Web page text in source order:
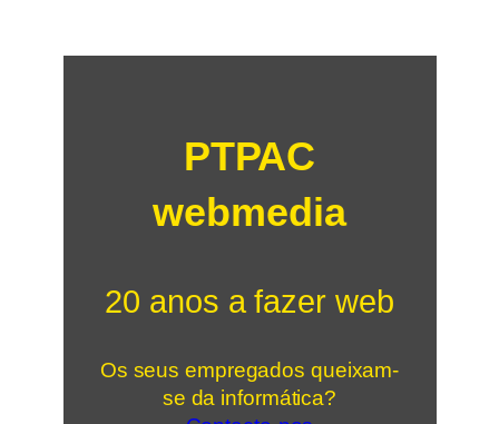
PTPAC
webmedia
20 anos a fazer web
Os seus empregados queixam-
se da informática?